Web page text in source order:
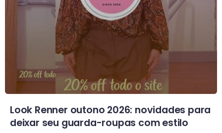
Look Renner outono 2026: novidades para
deixar seu guarda-roupas com estilo